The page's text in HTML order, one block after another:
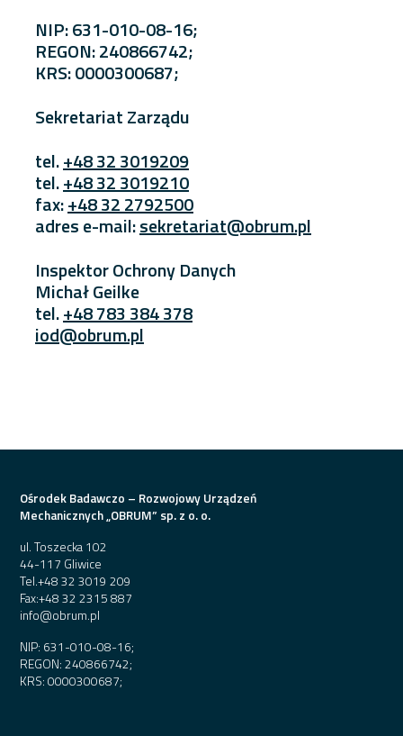
NIP: 631-010-08-16;
REGON: 240866742;
KRS: 0000300687;
Sekretariat Zarządu
tel.+48 32 3019209
tel.+48 32 3019210
fax:+48 32 2792500
adres e-mail:sekretariat@obrum.pl
Inspektor Ochrony Danych
Michał Geilke
tel.+48 783 384 378
iod@obrum.pl
Ośrodek Badawczo – Rozwojowy Urządzeń
Mechanicznych „OBRUM” sp. z o. o.
ul. Toszecka 102
44-117 Gliwice
Tel.+48 32 3019 209
Fax:+48 32 2315 887
info@obrum.pl
NIP: 631-010-08-16;
REGON: 240866742;
KRS: 0000300687;